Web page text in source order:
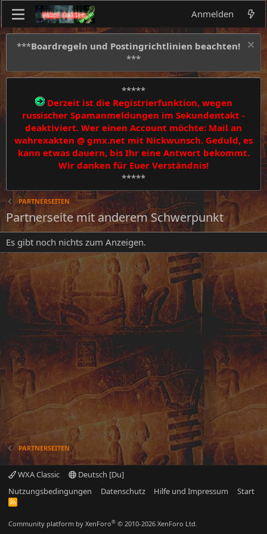
Anmelden
***Boardregeln und Postingrichtlinien beachten!
***
*****
Derzeit ist die Registrierfunktion, wegen
russischer Spamanmeldungen im Sekundentakt -
deaktiviert. Wer einen Account möchte: Mail an
wahrexakten @ gmx.net mit Nickwunsch. Geduld, es
kann etwas dauern, bis Ihr eine Antwort bekommt.
Wir danken für Euer Verständnis!
*****
PARTNERSEITEN
Partnerseite mit anderem Schwerpunkt
Es gibt noch nichts zum Anzeigen.
PARTNERSEITEN
WXA Classic
Deutsch [Du]
Nutzungsbedingungen
Datenschutz Hilfe und Impressum Start
R
Community platform by XenForo® © 2010-2026 XenForo Ltd.